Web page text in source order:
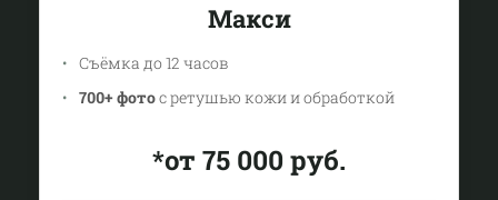
Макси
Съёмка до 12 часов
700+ фотос ретушью кожи и обработкой
*от 75 000 руб.